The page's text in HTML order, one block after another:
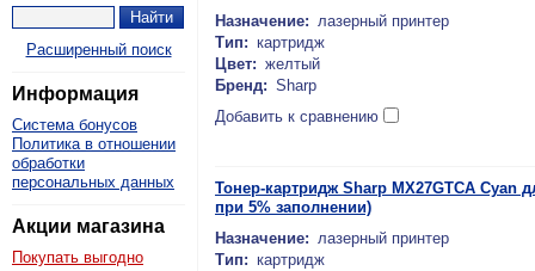
Расширенный поиск
Информация
Система бонусов
Политика в отношении
обработки
персональных данных
Акции магазина
Покупать выгодно
Назначение: лазерный принтер
Тип: картридж
Цвет: желтый
Бренд: Sharp
Добавить к сравнению
Тонер-картридж Sharp MX27GTCA Cyan
при 5% заполнении)
Назначение: лазерный принтер
Тип: картридж